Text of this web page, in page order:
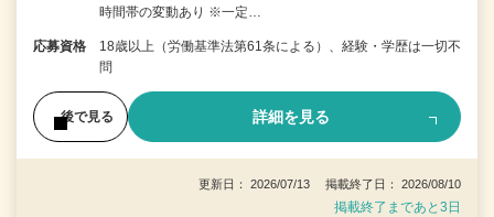
時間帯の変動あり ※一定…
応募資格
18歳以上（労働基準法第61条による）、経験・学歴は一切不
問
後で見る 詳細を見る
更新日： 2026/07/13 掲載終了日： 2026/08/10
掲載終了まであと3日